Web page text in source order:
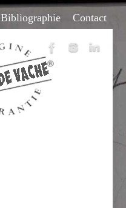
Bibliographie Contact